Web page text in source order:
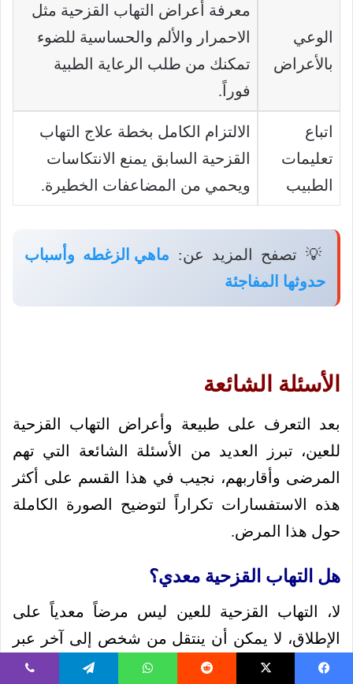
الوعي
بالأعراض
معرفة أعراض التهاب القزحية مثل
الاحمرار والألم والحساسية للضوء
تمكنك من طلب الرعاية الطبية
فوراً.
اتباع
تعليمات
الطبيب
الالتزام الكامل بخطة علاج التهاب
القزحية السابق يمنع الانتكاسات
ويحمي من المضاعفات الخطيرة.
💡 تصفح المزيد عن: ماهي الزغطه وأسباب
حدوثها المفاجئة
الأسئلة الشائعة
بعد التعرف على طبيعة وأعراض التهاب القزحية
للعين، تبرز العديد من الأسئلة الشائعة التي تهم
المرضى وأقاربهم، نجيب في هذا القسم على أكثر
هذه الاستفسارات تكراراً لتوضيح الصورة الكاملة
حول هذا المرض.
هل التهاب القزحية معدي؟
لا، التهاب القزحية للعين ليس مرضاً معدياً على
الإطلاق، لا يمكن أن ينتقل من شخص إلى آخر عبر
اللمس أو التنفس أو مشاركة الأدوات الشخصية، هو